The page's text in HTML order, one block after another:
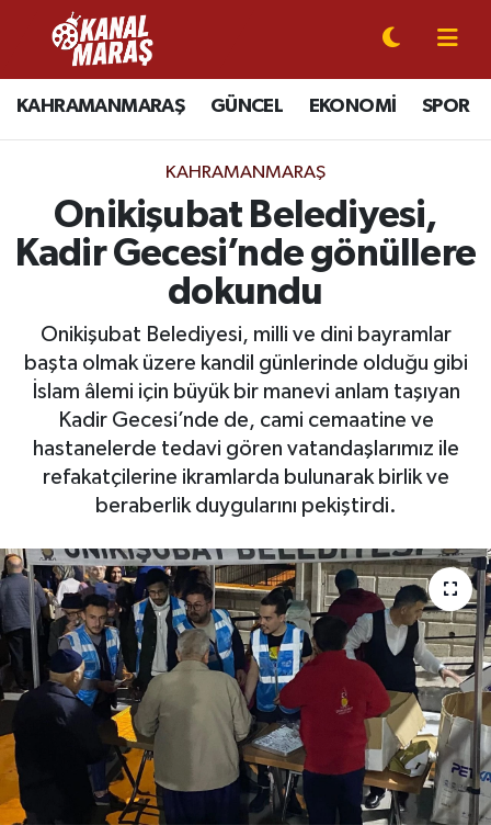
KAHRAMANMARAŞ GÜNCEL EKONOMİ SPOR
KAHRAMANMARAŞ
Onikişubat Belediyesi,
Kadir Gecesi’nde gönüllere
dokundu
Onikişubat Belediyesi, milli ve dini bayramlar
başta olmak üzere kandil günlerinde olduğu gibi
İslam âlemi için büyük bir manevi anlam taşıyan
Kadir Gecesi’nde de, cami cemaatine ve
hastanelerde tedavi gören vatandaşlarımız ile
refakatçilerine ikramlarda bulunarak birlik ve
beraberlik duygularını pekiştirdi.
CANLI YAYIN
KAHRAMANMARAŞ
GÜNCEL
SPOR
EKONOMİ
GÜNDEM
MAGAZİN
EĞİTİM
BÖLGE
KEŞFET
POPÜLER
DÜNYA
Kahramanmaraş Nöbetçi Eczaneler
Kahramanmaraş Hava Durumu
Kahramanmaraş Namaz Vakitleri
Kahramanmaraş Trafik Yoğunluk Haritası
Süper Lig Puan Durumu ve Fikstür
Tüm Manşetler
Son Dakika Haberleri
Haber Arşivi